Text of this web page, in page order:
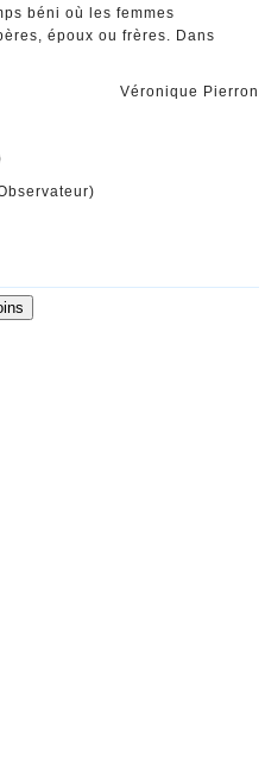
béni où les femmes
époux ou frères. Dans
Véronique Pierron